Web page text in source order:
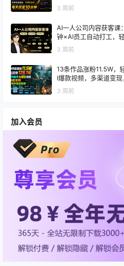
3 周前
AI一人公司内容获客
钟×AI员工自动打工，
3 周前
13条作品涨粉11.5W，
I爆款视频，多渠道变
3 周前
加入会员